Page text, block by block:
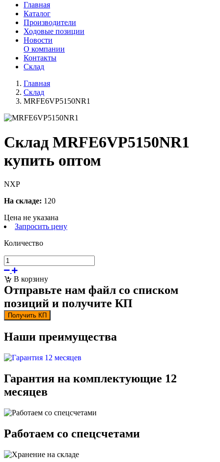
Главная
Каталог
Производители
Ходовые позиции
Новости
О компании
Контакты
Склад
Главная
Склад
MRFE6VP5150NR1
Склад MRFE6VP5150NR1
купить оптом
NXP
На складе: 120
Цена не указана
Запросить цену
Количество
В корзину
Отправьте нам файл со списком
позиций и получите КП
Получить КП
Наши преимущества
Гарантия на комплектующие 12
месяцев
Работаем со спецсчетами